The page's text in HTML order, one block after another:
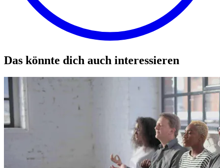
Das könnte dich auch interessieren